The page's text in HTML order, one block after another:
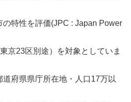
特性を評価(JPC : Japan Power
京23区別途）を対象としていま
府県県庁所在地・人口17万以